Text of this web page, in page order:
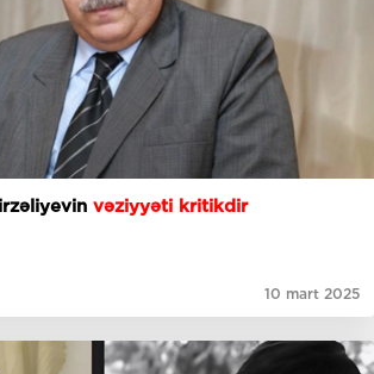
vəziyyəti kritikdir
10 mart 2025